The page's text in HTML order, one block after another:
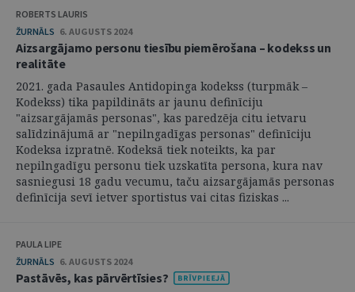
ROBERTS LAURIS
ŽURNĀLS 6. AUGUSTS 2024
Aizsargājamo personu tiesību piemērošana – kodekss un
realitāte
2021. gada Pasaules Antidopinga kodekss (turpmāk –
Kodekss) tika papildināts ar jaunu definīciju
"aizsargājamās personas", kas paredzēja citu ietvaru
salīdzinājumā ar "nepilngadīgas personas" definīciju
Kodeksa izpratnē. Kodeksā tiek noteikts, ka par
nepilngadīgu personu tiek uzskatīta persona, kura nav
sasniegusi 18 gadu vecumu, taču aizsargājamās personas
definīcija sevī ietver sportistus vai citas fiziskas ...
PAULA LIPE
ŽURNĀLS 6. AUGUSTS 2024
Pastāvēs, kas pārvērtīsies?